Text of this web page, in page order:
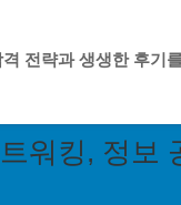
전략과 생생한 후기
워킹, 정보